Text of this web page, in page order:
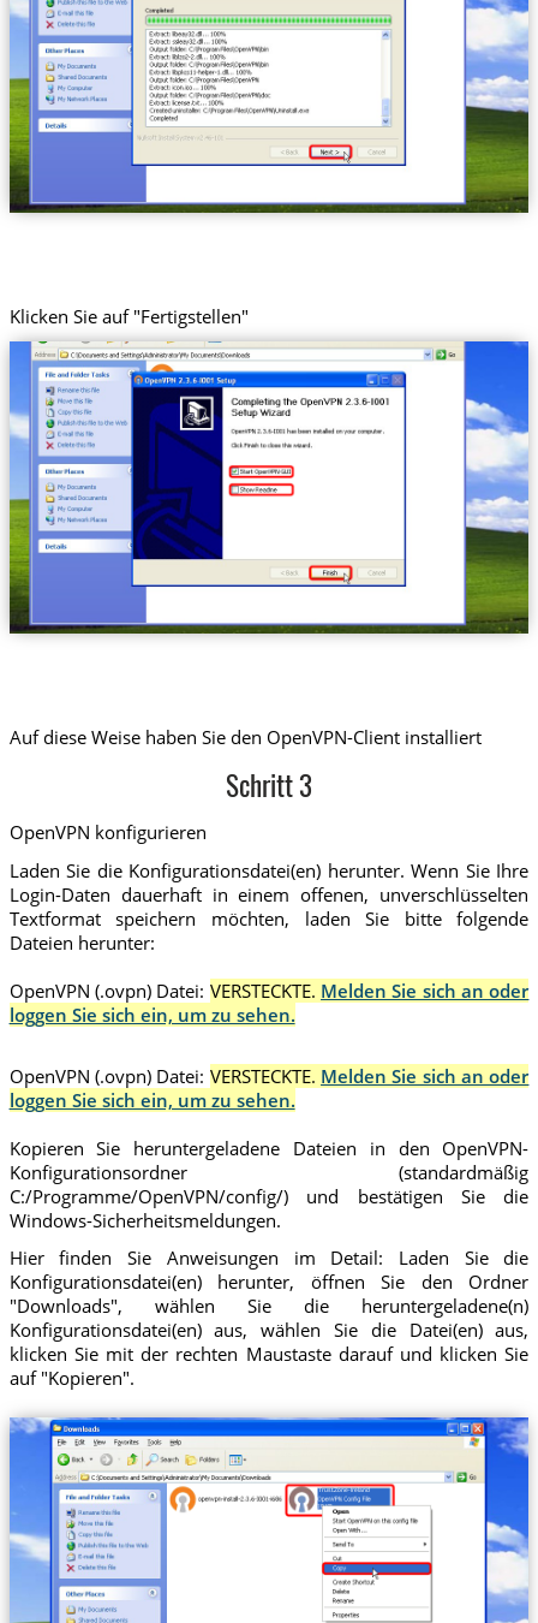
Klicken Sie auf "Fertigstellen"
Auf diese Weise haben Sie den OpenVPN-Client installiert
Schritt 3
OpenVPN konfigurieren
Laden Sie die Konfigurationsdatei(en) herunter. Wenn Sie Ihre
Login-Daten dauerhaft in einem offenen, unverschlüsselten
Textformat speichern möchten, laden Sie bitte folgende
Dateien herunter:
OpenVPN (.ovpn) Datei: VERSTECKTE. Melden Sie sich an oder
loggen Sie sich ein, um zu sehen.
OpenVPN (.ovpn) Datei: VERSTECKTE. Melden Sie sich an oder
loggen Sie sich ein, um zu sehen.
Kopieren Sie heruntergeladene Dateien in den OpenVPN-
Konfigurationsordner (standardmäßig
C:/Programme/OpenVPN/config/) und bestätigen Sie die
Windows-Sicherheitsmeldungen.
Hier finden Sie Anweisungen im Detail: Laden Sie die
Konfigurationsdatei(en) herunter, öffnen Sie den Ordner
"Downloads", wählen Sie die heruntergeladene(n)
Konfigurationsdatei(en) aus, wählen Sie die Datei(en) aus,
klicken Sie mit der rechten Maustaste darauf und klicken Sie
auf "Kopieren".
Trust.Zone-Ireland